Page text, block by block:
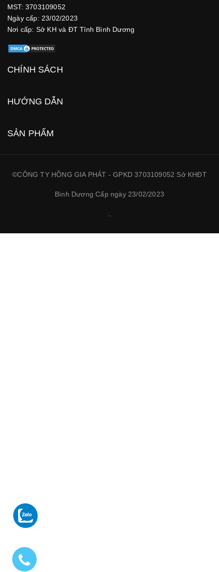
MST: 3703109052
Ngày cấp: 23/02/2023
Nơi cấp: Sở KH và ĐT Tỉnh Bình Dương
CHÍNH SÁCH
HƯỚNG DẪN
SẢN PHẨM
©CÔNG TY HỒNG GIA PHÁT - GPKD 3703109052 Sở KHĐT
Bình Dương Cấp ngày 23/02/2023